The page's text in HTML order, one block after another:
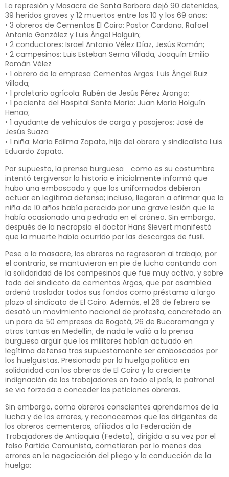
La represión y Masacre de Santa Barbara dejó 90 detenidos,
39 heridos graves y 12 muertos entre los 10 y los 69 años:
• 3 obreros de Cementos El Cairo: Pastor Cardona, Rafael
Antonio González y Luis Ángel Holguín;
• 2 conductores: Israel Antonio Vélez Díaz, Jesús Román;
• 2 campesinos: Luis Esteban Serna Villada, Joaquín Emilio
Román Vélez
• 1 obrero de la empresa Cementos Argos: Luis Ángel Ruiz
Villada;
• 1 proletario agrícola: Rubén de Jesús Pérez Arango;
• 1 paciente del Hospital Santa María: Juan María Holguín
Henao;
• 1 ayudante de vehículos de carga y pasajeros: José de
Jesús Suaza
• 1 niña: María Edilma Zapata, hija del obrero y sindicalista Luis
Eduardo Zapata.
Por supuesto, la prensa burguesa ─como es su costumbre─
intentó tergiversar la historia e inicialmente informó que
hubo una emboscada y que los uniformados debieron
actuar en legítima defensa; incluso, llegaron a afirmar que la
niña de 10 años había perecido por una grave lesión que le
había ocasionado una pedrada en el cráneo. Sin embargo,
después de la necropsia el doctor Hans Sievert manifestó
que la muerte había ocurrido por las descargas de fusil.
Pese a la masacre, los obreros no regresaron al trabajo; por
el contrario, se mantuvieron en pie de lucha contando con
la solidaridad de los campesinos que fue muy activa, y sobre
todo del sindicato de cementos Argos, que por asamblea
ordenó trasladar todos sus fondos como préstamo a largo
plazo al sindicato de El Cairo. Además, el 26 de febrero se
desató un movimiento nacional de protesta, concretado en
un paro de 50 empresas de Bogotá, 26 de Bucaramanga y
otras tantas en Medellín; de nada le valió a la prensa
burguesa argüir que los militares habían actuado en
legítima defensa tras supuestamente ser emboscados por
los huelguistas. Presionada por la huelga política en
solidaridad con los obreros de El Cairo y la creciente
indignación de los trabajadores en todo el país, la patronal
se vio forzada a conceder las peticiones obreras.
Sin embargo, como obreros conscientes aprendemos de la
lucha y de los errores, y reconocemos que los dirigentes de
los obreros cementeros, afiliados a la Federación de
Trabajadores de Antioquia (Fedeta), dirigida a su vez por el
falso Partido Comunista, cometieron por lo menos dos
errores en la negociación del pliego y la conducción de la
huelga: